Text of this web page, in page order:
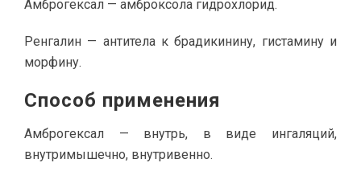
Амброгексал — амброксола гидрохлорид.
Ренгалин — антитела к брадикинину, гистамину и
морфину.
Способ применения
Амброгексал — внутрь, в виде ингаляций,
внутримышечно, внутривенно.